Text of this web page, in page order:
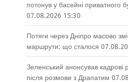
потонув у басейні приватного
07.08.2026 15:30
Потяги через Дніпро масово
маршрути: що сталося
Зеленський анонсував кадрові
після розмови з Драпатим